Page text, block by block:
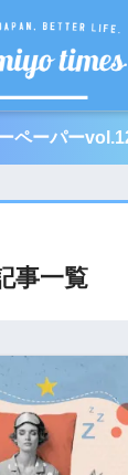
ペーパー
事一覧